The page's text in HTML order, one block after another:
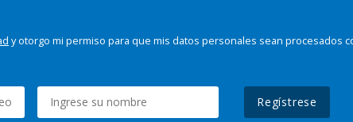
y otorgo mi permiso para que mis datos personales sean procesados
Regístrese